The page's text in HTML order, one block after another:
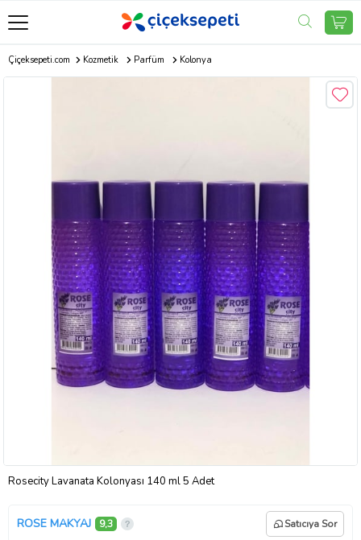
Çiçeksepeti.com Kozmetik Parfüm Kolonya
Rosecity Lavanata Kolonyası 140 ml 5 Adet
ROSE MAKYAJ 9,3 Satıcıya Sor